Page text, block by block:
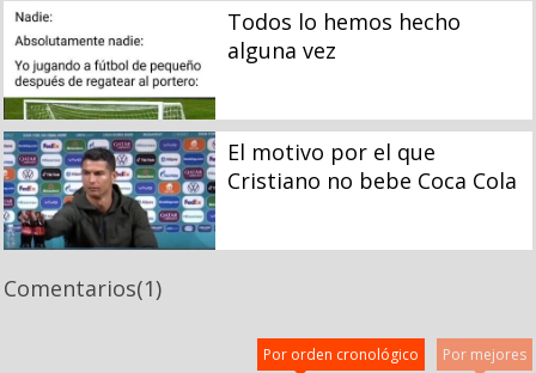
Todos lo hemos hecho
alguna vez
El motivo por el que
Cristiano no bebe Coca Cola
Comentarios(1)
Por mejores
Por orden cronológico